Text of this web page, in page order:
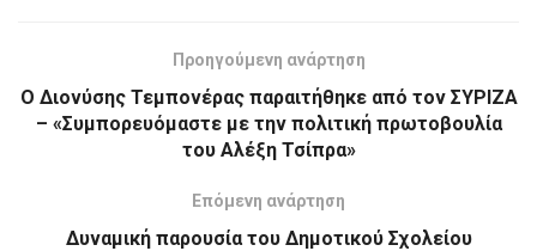
Προηγούμενη ανάρτηση
Ο Διονύσης Τεμπονέρας παραιτήθηκε από τον ΣΥΡΙΖΑ
– «Συμπορευόμαστε με την πολιτική πρωτοβουλία
του Αλέξη Τσίπρα»
Επόμενη ανάρτηση
Δυναμική παρουσία του Δημοτικού Σχολείου